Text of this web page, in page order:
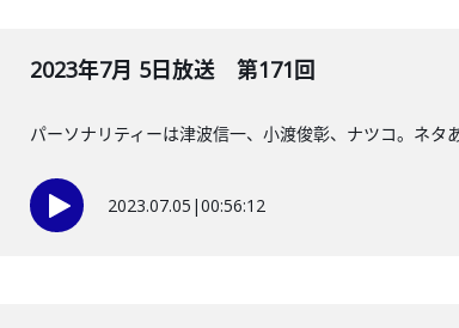
2023年7月 5日放送 第171回
パーソナリティーは津波信一、小渡俊彰、ナツコ。ネタ
2023.07.05 |00:56:12